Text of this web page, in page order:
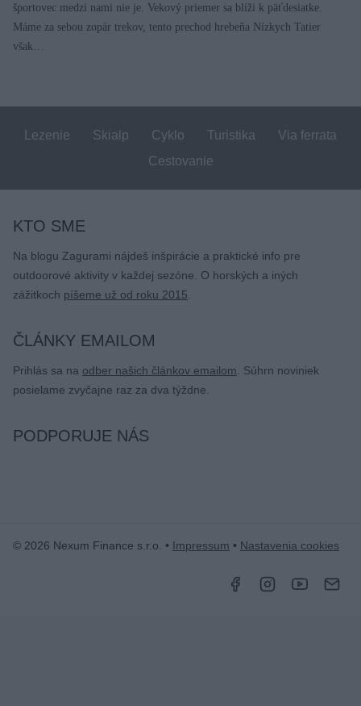
športovec medzi nami nie je. Vekový priemer sa blíži k päťdesiatke.
Máme za sebou zopár trekov, tento prechod hrebeňa Nízkych Tatier
však…
Lezenie Skialp Cyklo Turistika
Via ferrata
Cestovanie
KTO SME
Na blogu Zagurami nájdeš inšpirácie a praktické info pre
outdoorové aktivity v každej sezóne. O horských a iných
zážitkoch píšeme už od roku 2015.
ČLÁNKY EMAILOM
Prihlás sa na odber našich článkov emailom. Súhrn noviniek
posielame zvyčajne raz za dva týždne.
PODPORUJE NÁS
© 2026 Nexum Finance s.r.o. • Impressum • Nastavenia cookies